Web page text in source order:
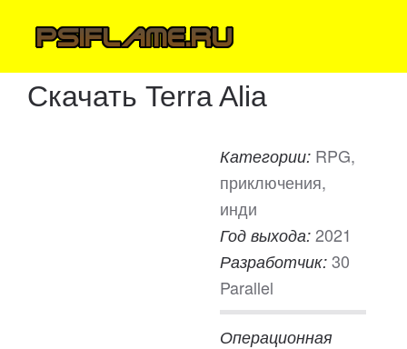
Скачать Terra Alia
Категории: RPG,
приключения,
инди
Год выхода: 2021
Разработчик: 30
Parallel
Операционная